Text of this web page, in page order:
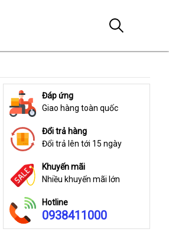
Đáp ứng
Giao hàng toàn quốc
Đổi trả hàng
Đổi trả lên tới 15 ngày
Khuyến mãi
Nhiều khuyến mãi lớn
Hotline
0938411000